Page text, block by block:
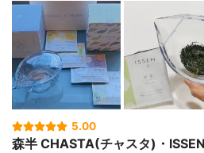
5.00
森半 CHASTA(チャスタ)・